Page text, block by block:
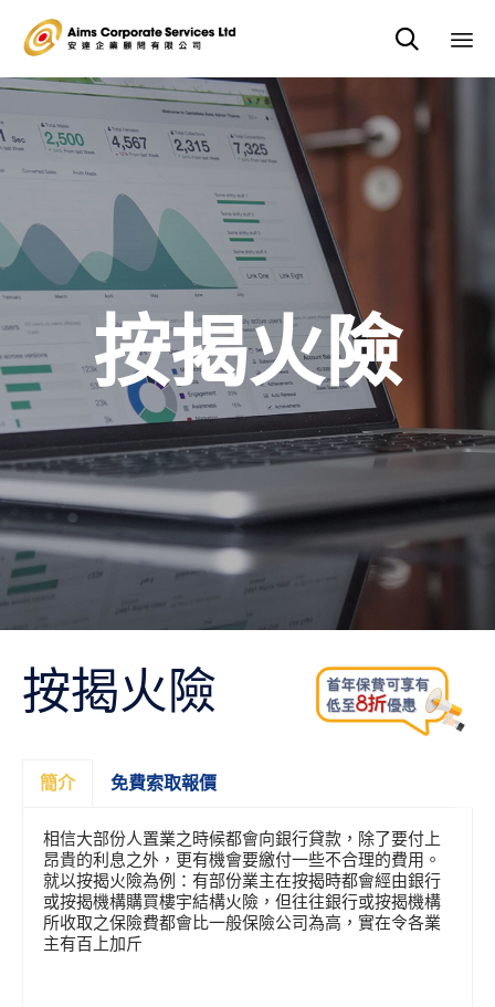

按揭火險
按揭火險
簡介 免費索取報價
相信大部份人置業之時候都會向銀行貸款，除了要付上
昂貴的利息之外，更有機會要繳付一些不合理的費用。
就以按揭火險為例：有部份業主在按揭時都會經由銀行
或按揭機構購買樓宇結構火險，但往往銀行或按揭機構
所收取之保險費都會比一般保險公司為高，實在令各業
主有百上加斤